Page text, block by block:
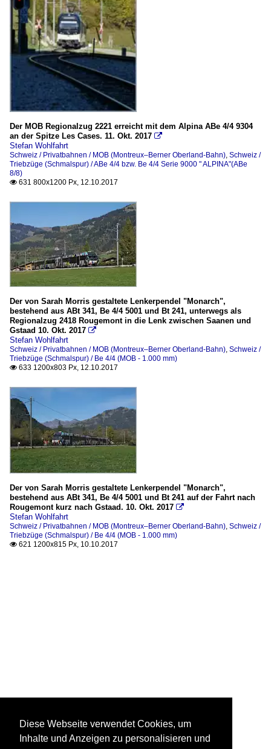
Der MOB Regionalzug 2221 erreicht mit dem Alpina ABe 4/4 9304
an der Spitze Les Cases. 11. Okt. 2017 
Stefan Wohlfahrt
Schweiz / Privatbahnen / MOB (Montreux–Berner Oberland-Bahn) Schweiz /
Triebzüge (Schmalspur) / ABe 4/4 bzw. Be 4/4 Serie 9000 " ALPINA"(ABe
8/8)
 631 800x1200 Px, 12.10.2017
Der von Sarah Morris gestaltete Lenkerpendel "Monarch",
bestehend aus ABt 341, Be 4/4 5001 und Bt 241, unterwegs als
Regionalzug 2418 Rougemont in die Lenk zwischen Saanen und
Gstaad 10. Okt. 2017 
Stefan Wohlfahrt
Schweiz / Privatbahnen / MOB (Montreux–Berner Oberland-Bahn) Schweiz /
Triebzüge (Schmalspur) / Be 4/4 (MOB - 1.000 mm)
 633 1200x803 Px, 12.10.2017
Der von Sarah Morris gestaltete Lenkerpendel "Monarch",
bestehend aus ABt 341, Be 4/4 5001 und Bt 241 auf der Fahrt nach
Rougemont kurz nach Gstaad. 10. Okt. 2017 
Stefan Wohlfahrt
Schweiz / Privatbahnen / MOB (Montreux–Berner Oberland-Bahn) Schweiz /
Triebzüge (Schmalspur) / Be 4/4 (MOB - 1.000 mm)
 621 1200x815 Px, 10.10.2017
Diese Webseite verwendet Cookies, um
Inhalte und Anzeigen zu personalisieren und